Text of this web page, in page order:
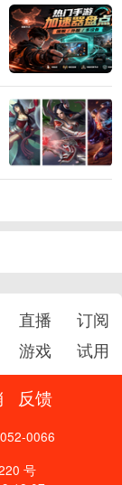
直播
订阅
游戏 试用
反馈
0066
号